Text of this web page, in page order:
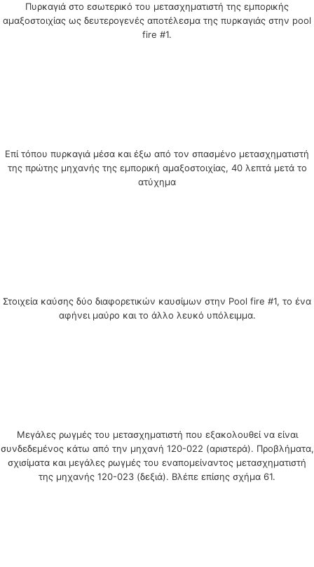
Πυρκαγιά στο εσωτερικό του μετασχηματιστή της εμπορικής
αμαξοστοιχίας ως δευτερογενές αποτέλεσμα της πυρκαγιάς στην pool
fire #1.
Επί τόπου πυρκαγιά μέσα και έξω από τον σπασμένο μετασχηματιστή
της πρώτης μηχανής της εμπορική αμαξοστοιχίας, 40 λεπτά μετά το
ατύχημα
Στοιχεία καύσης δύο διαφορετικών καυσίμων στην Pool fire #1, το ένα
αφήνει μαύρο και το άλλο λευκό υπόλειμμα.
Μεγάλες ρωγμές του μετασχηματιστή που εξακολουθεί να είναι
συνδεδεμένος κάτω από την μηχανή 120-022 (αριστερά). Προβλήματα,
σχισίματα και μεγάλες ρωγμές του εναπομείναντος μετασχηματιστή
της μηχανής 120-023 (δεξιά). Βλέπε επίσης σχήμα 61.